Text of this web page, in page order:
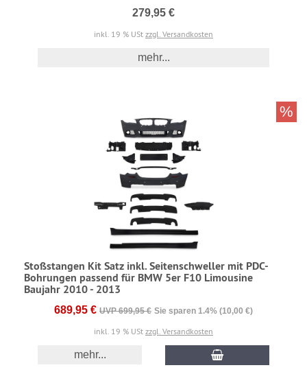
279,95 €
inkl. 19 % USt zzgl. Versandkosten
mehr...
Stoßstangen Kit Satz inkl. Seitenschweller mit PDC-
Bohrungen passend für BMW 5er F10 Limousine
Baujahr 2010 - 2013
689,95 € UVP 699,95 € Sie sparen 1.4% (10,00 €)
inkl. 19 % USt zzgl. Versandkosten
mehr...
%